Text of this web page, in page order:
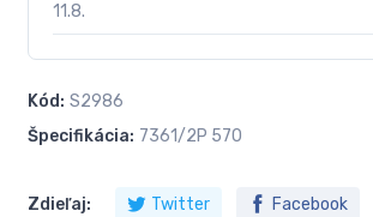
11.8.
Kód: S2986
Špecifikácia: 7361/2P 570
Zdieľaj: Twitter Facebook